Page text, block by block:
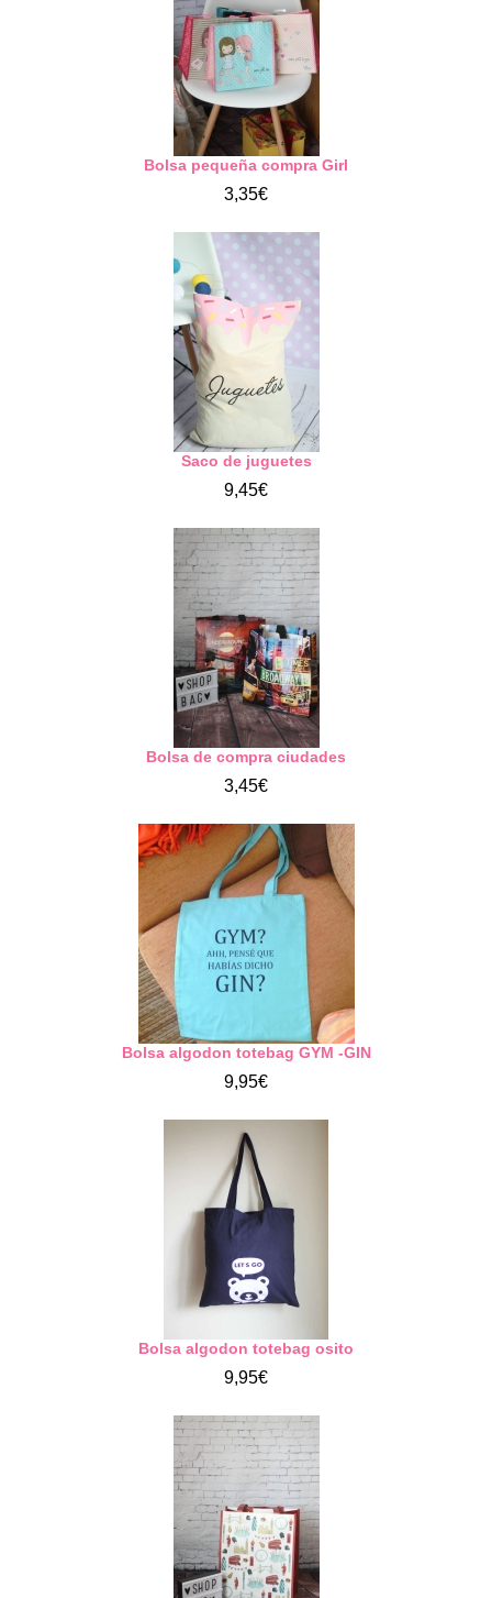
Bolsa pequeña compra Girl
3,35€
Saco de juguetes
9,45€
Bolsa de compra ciudades
3,45€
Bolsa algodon totebag GYM -GIN
9,95€
Bolsa algodon totebag osito
9,95€